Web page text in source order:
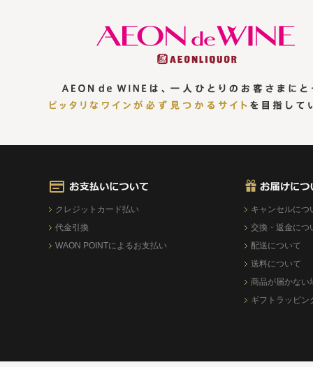
クレジットカード払い
代金引換
WAON POINTによるお支払い
キャンセルにつ
交換・返金につ
配送について
送料について
商品が届かない
ギフトラッピン